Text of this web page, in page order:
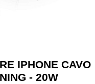
IPHONE CAVO
- 20W